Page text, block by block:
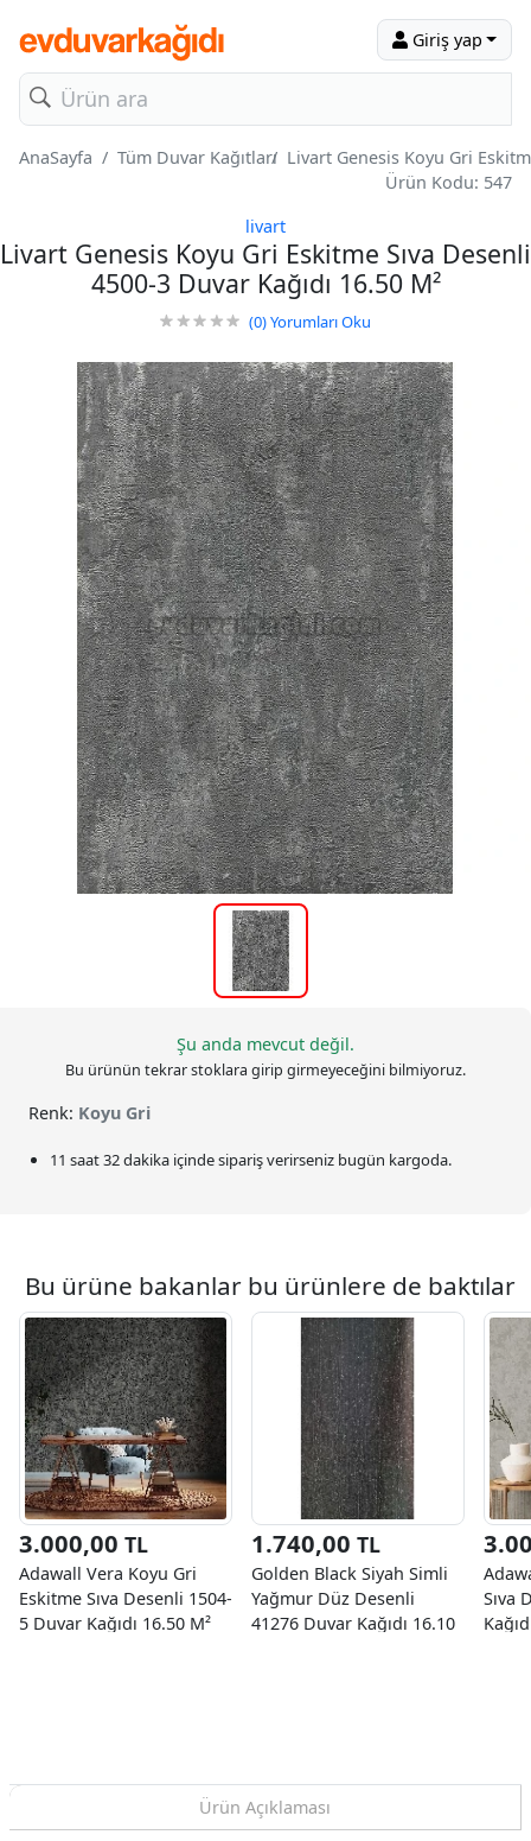
Giriş yap
AnaSayfa Tüm Duvar Kağıtları Livart Genesis Koyu Gri
Ürün Kodu: 547
livart
Livart Genesis Koyu Gri Eskitme Sıva Desenli
4500-3 Duvar Kağıdı 16.50 M²
(0)Yorumları Oku
Şu anda mevcut değil.
Bu ürünün tekrar stoklara girip girmeyeceğini bilmiyoruz.
Renk: Koyu Gri
11 saat 32 dakika içinde sipariş verirseniz bugün kargoda.
Bu ürüne bakanlar bu ürünlere de baktılar
3.000,00 TL
Adawall Vera Koyu Gri
Eskitme Sıva Desenli 1504-
5 Duvar Kağıdı 16.50 M²
1.740,00 TL
Golden Black Siyah Simli
Yağmur Düz Desenli
41276 Duvar Kağıdı 16.10
Sıva
Ürün Açıklaması